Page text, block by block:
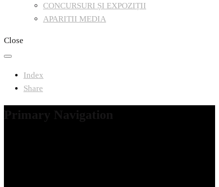
CONCURSURI ȘI EXPOZIȚII
APARITII MEDIA
Close
Index
Share